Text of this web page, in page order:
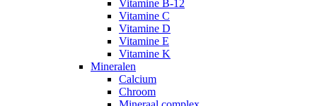
Vitamine B-12
Vitamine C
Vitamine D
Vitamine E
Vitamine K
Mineralen
Calcium
Chroom